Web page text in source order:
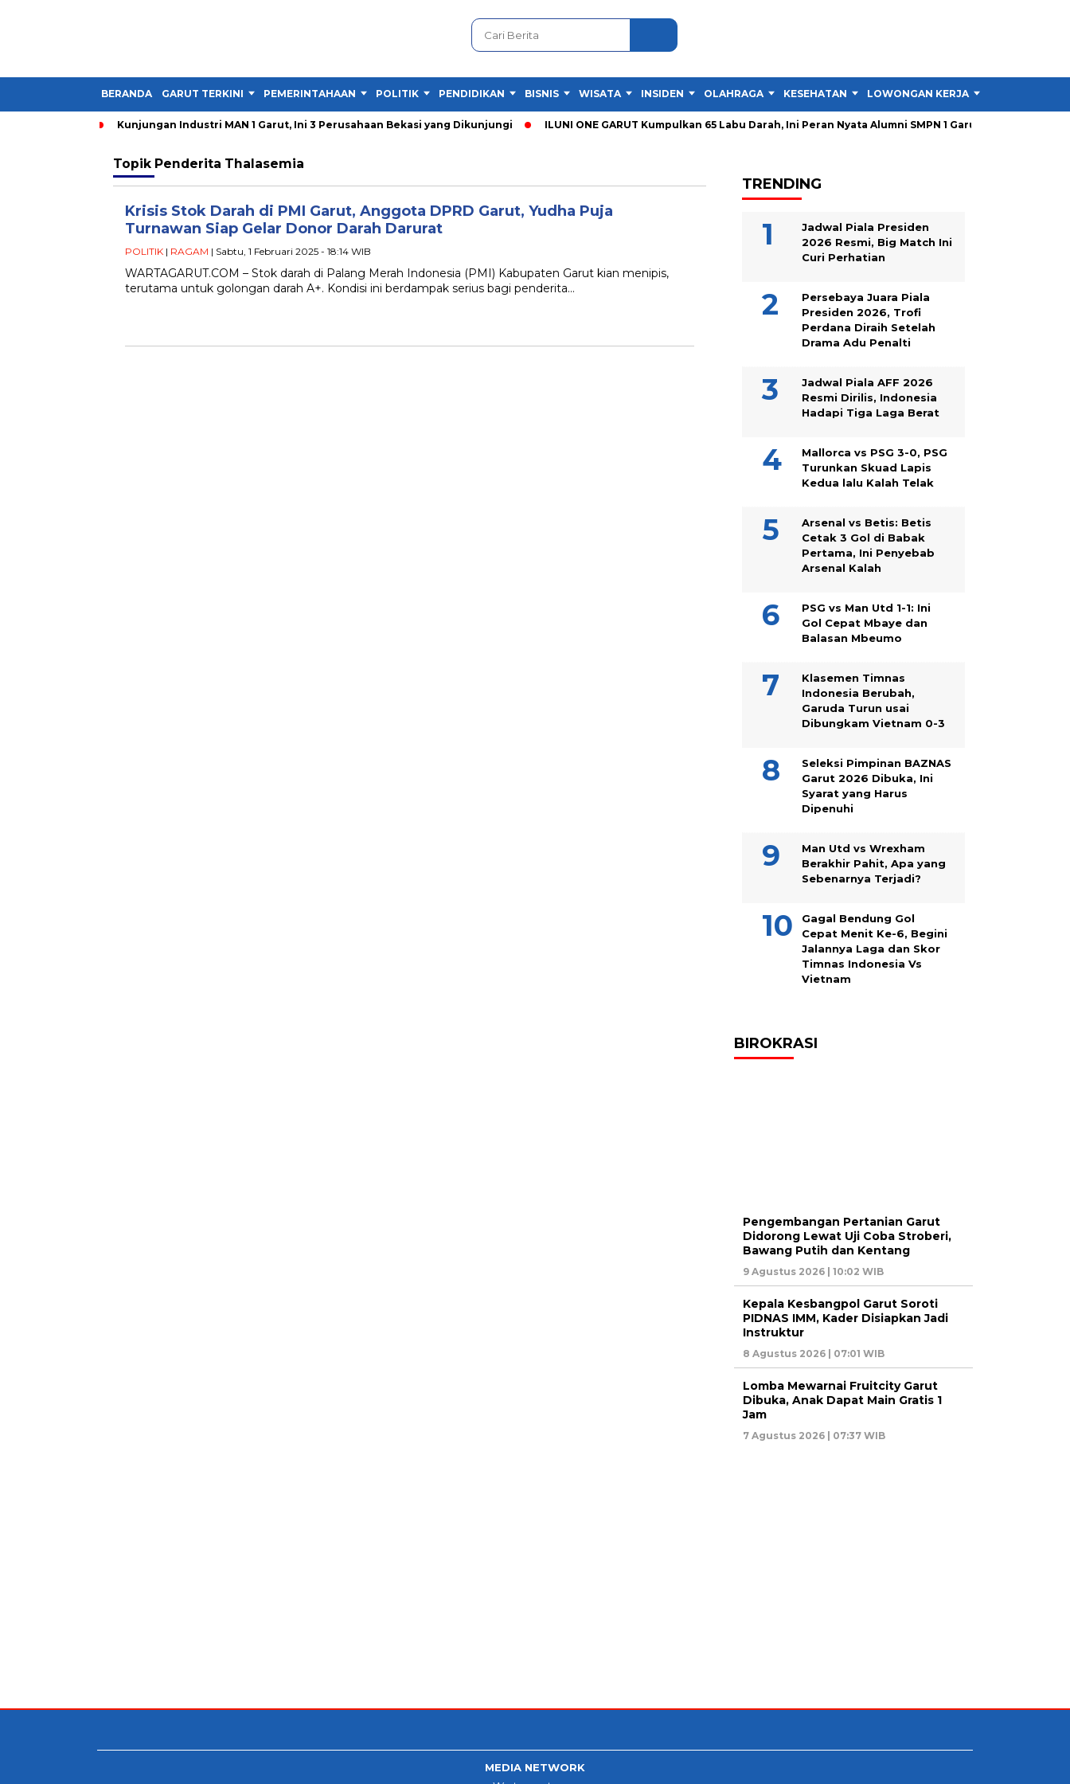
BERANDA GARUT TERKINI PEMERINTAHAAN POLITIK PENDIDIKAN BISNIS WISATA INSIDEN OLAHRAGA KESEHATAN LOWONGAN KERJA
Kunjungan Industri MAN 1 Garut, Ini 3 Perusahaan Bekasi yang Dikunjungi ILUNI ONE GARUT Kumpulkan 65 Labu Darah, Ini Peran Nyata Alumni SMPN 1 Garut
Topik Penderita Thalasemia
Krisis Stok Darah di PMI Garut, Anggota DPRD Garut, Yudha Puja
Turnawan Siap Gelar Donor Darah Darurat
POLITIK | RAGAM | Sabtu, 1 Februari 2025 - 18:14 WIB
WARTAGARUT.COM – Stok darah di Palang Merah Indonesia (PMI) Kabupaten Garut kian menipis,
terutama untuk golongan darah A+. Kondisi ini berdampak serius bagi penderita…
TRENDING
Jadwal Piala Presiden
2026 Resmi, Big Match Ini
Curi Perhatian
Persebaya Juara Piala
Presiden 2026, Trofi
Perdana Diraih Setelah
Drama Adu Penalti
Jadwal Piala AFF 2026
Resmi Dirilis, Indonesia
Hadapi Tiga Laga Berat
Mallorca vs PSG 3-0, PSG
Turunkan Skuad Lapis
Kedua lalu Kalah Telak
Arsenal vs Betis: Betis
Cetak 3 Gol di Babak
Pertama, Ini Penyebab
Arsenal Kalah
PSG vs Man Utd 1-1: Ini
Gol Cepat Mbaye dan
Balasan Mbeumo
Klasemen Timnas
Indonesia Berubah,
Garuda Turun usai
Dibungkam Vietnam 0-3
Seleksi Pimpinan BAZNAS
Garut 2026 Dibuka, Ini
Syarat yang Harus
Dipenuhi
Man Utd vs Wrexham
Berakhir Pahit, Apa yang
Sebenarnya Terjadi?
Gagal Bendung Gol
Cepat Menit Ke-6, Begini
Jalannya Laga dan Skor
Timnas Indonesia Vs
Vietnam
BIROKRASI
Pengembangan Pertanian Garut
Didorong Lewat Uji Coba Stroberi,
Bawang Putih dan Kentang
9 Agustus 2026 | 10:02 WIB
Kepala Kesbangpol Garut Soroti
PIDNAS IMM, Kader Disiapkan Jadi
Instruktur
8 Agustus 2026 | 07:01 WIB
Lomba Mewarnai Fruitcity Garut
Dibuka, Anak Dapat Main Gratis 1
Jam
7 Agustus 2026 | 07:37 WIB
MEDIA NETWORK